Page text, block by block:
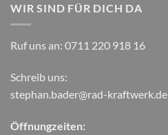
WIR SIND FÜR DICH DA
Ruf uns an: 0711 220 918 16
Schreib uns:
stephan.bader@rad-kraftwerk.de
Öffnungzeiten: